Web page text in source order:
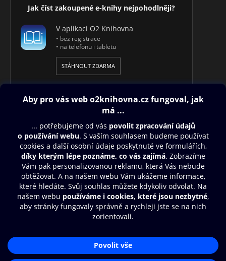
Jak číst zakoupené e-knihy nejpohodlněji?
V aplikaci O2 Knihovna
• bez registrace
• na telefonu i tabletu
STÁHNOUT ZDARMA
Obsah ke stažení
Moje O2 Knihovna
Další zábava
© O2 Czech Republic a.s.
Zásady zpracování osobních údajůAplikace O2 Knihovna